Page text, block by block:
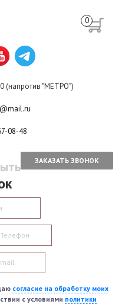
(напротив "МЕТРО")
08-48
ЗАКАЗАТЬ ЗВОНОК
согласие на обработку моих
с условиями политики
0